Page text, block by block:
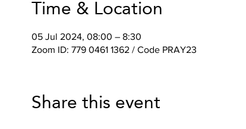
Time & Location
05 Jul 2024, 08:00 – 8:30
Zoom ID: 779 0461 1362 / Code PRAY23
Share this event